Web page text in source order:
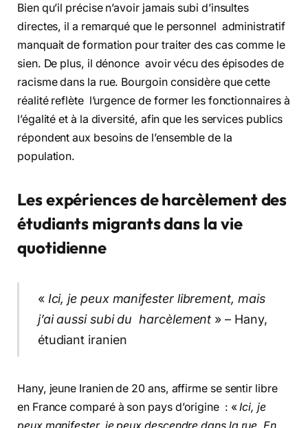
Bien qu’il précise n’avoir jamais subi d’insultes
directes, il a remarqué que le personnel administratif
manquait de formation pour traiter des cas comme le
sien. De plus, il dénonce avoir vécu des épisodes de
racisme dans la rue. Bourgoin considère que cette
réalité reflète l’urgence de former les fonctionnaires à
l’égalité et à la diversité, afin que les services publics
répondent aux besoins de l’ensemble de la
population.
Les expériences de harcèlement des
étudiants migrants dans la vie
quotidienne
« Ici, je peux manifester librement, mais
j’ai aussi subi du harcèlement » – Hany,
étudiant iranien
Hany, jeune Iranien de 20 ans, affirme se sentir libre
en France comparé à son pays d’origine : «Ici, je
peux manifester, je peux descendre dans la rue. En